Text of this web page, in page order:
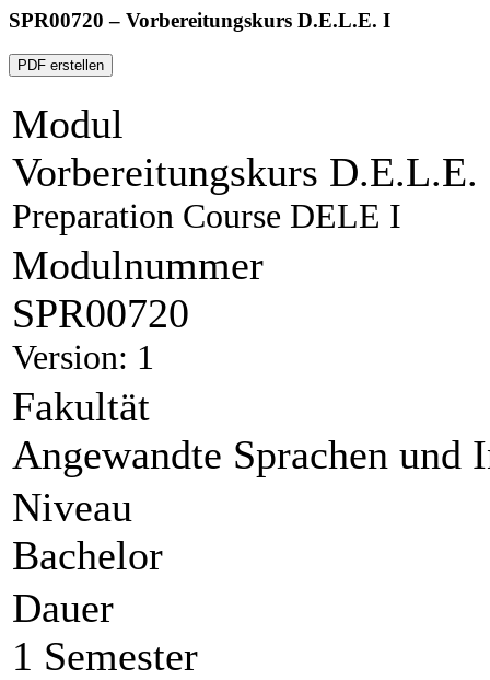
SPR00720 – Vorbereitungskurs D.E.L.E. I
PDF erstellen
Modul
Vorbereitungskurs
Preparation Course DELE I
Modulnummer
SPR00720
Version: 1
Fakultät
Angewandte Sprachen
Niveau
Bachelor
Dauer
1 Semester